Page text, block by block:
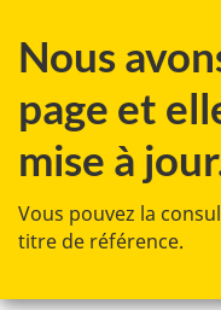
Nous
page et
mise à
Vous pouvez la
titre de référence.